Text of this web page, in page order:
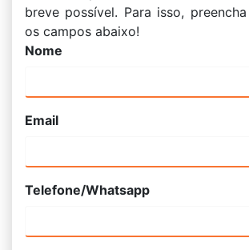
breve possível. Para isso,
os campos abaixo!
Nome
Email
Telefone/Whatsapp